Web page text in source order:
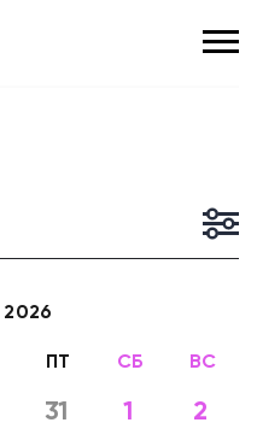
2026
ПТ СБ ВС
31 1
2